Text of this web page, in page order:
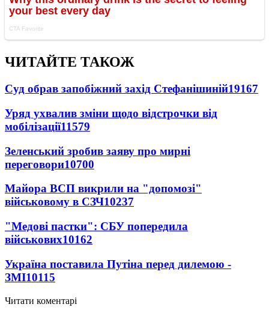
ЧИТАЙТЕ ТАКОЖ
Суд обрав запобіжний захід Стефанішиній19167
Уряд ухвалив зміни щодо відстрочки від
мобілізації11579
Зеленський зробив заяву про мирні
переговори10700
Майора ВСП викрили на "допомозі"
військовому в СЗЧ10237
"Медові пастки": СБУ попередила
військових10162
Україна поставила Путіна перед дилемою -
ЗМІ10115
Читати коментарі